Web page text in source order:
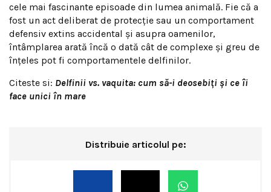
cele mai fascinante episoade din lumea animală. Fie că a
fost un act deliberat de protecție sau un comportament
defensiv extins accidental și asupra oamenilor,
întâmplarea arată încă o dată cât de complexe și greu de
înțeles pot fi comportamentele delfinilor.
Citeste si: Delfinii vs. vaquita: cum să-i deosebiți și ce îi
face unici în mare
Distribuie articolul pe: